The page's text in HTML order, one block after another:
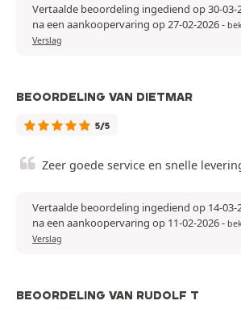
Vertaalde beoordeling ingediend op 30-03-
na een aankoopervaring op 27-02-2026-
Verslag
BEOORDELING VAN DIETMAR
5/5
Zeer goede service en snelle
Vertaalde beoordeling ingediend op 14-
na een aankoopervaring op 11-02-2026-
Verslag
BEOORDELING VAN RUDOLF T